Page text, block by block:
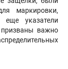
маркировки,
указатели
важно